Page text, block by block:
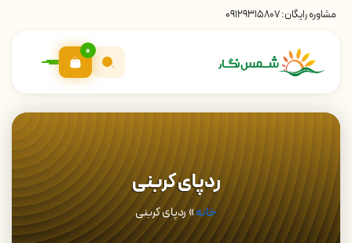
مشاوره رایگان:09129315807
0
ردپای کربنی
خانه»ردپای کربنی